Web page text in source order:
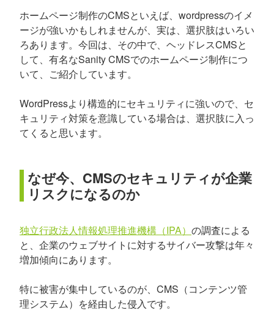
ホームページ制作のCMSといえば、wordpressのイメ
ージが強いかもしれませんが、実は、選択肢はいろい
ろあります。今回は、その中で、ヘッドレスCMSと
して、有名なSanity CMSでのホームページ制作につ
いて、ご紹介しています。
WordPressより構造的にセキュリティに強いので、セ
キュリティ対策を意識している場合は、選択肢に入っ
てくると思います。
なぜ今、CMSのセキュリティが企業
リスクになるのか
独立行政法人情報処理推進機構（IPA） の調査による
と、企業のウェブサイトに対するサイバー攻撃は年々
増加傾向にあります。
特に被害が集中しているのが、CMS（コンテンツ管
理システム）を経由した侵入です。